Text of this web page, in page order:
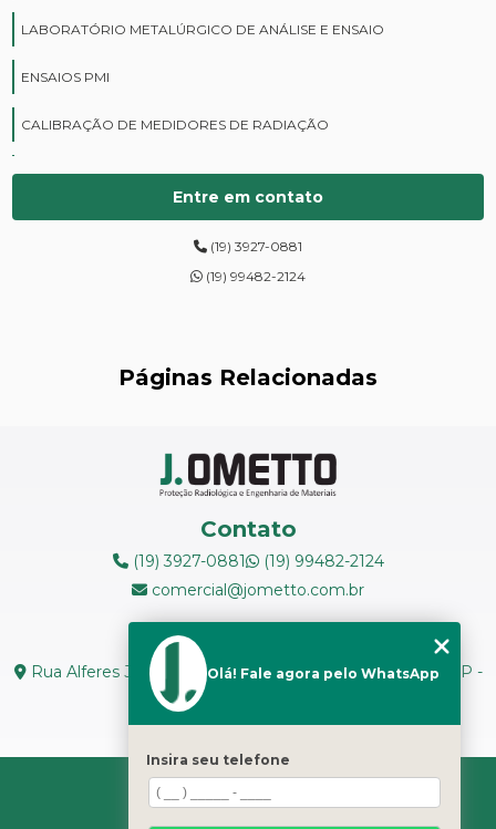
LABORATÓRIO METALÚRGICO DE ANÁLISE E ENSAIO
ENSAIOS PMI
CALIBRAÇÃO DE MEDIDORES DE RADIAÇÃO
CURSOS DE PROTEÇÃO RADIOLÓGICA
DIGITALIZAÇÃO DE FILMES RADIOGRÁFICOS
ENSAIOS DE DUREZA DE CAMPO
MANUTENÇÃO DE MEDIDORES DE RADIAÇÃO
MEDIÇÃO DE FERRITA
RADIOGRAFIA INDUSTRIAL
RÉPLICAS METALOGRÁFICAS
TRANSPORTE DE REJEITOS RADIOATIVOS
Entre em contato
(19) 3927-0881
(19) 99482-2124
Páginas Relacionadas
Contato
(19) 3927-0881
(19) 99482-2124
comercial@jometto.com.br
Endereço
Rua Alferes José Caetano, N 1665 - Centro Piracicaba - SP -
CEP: 13400-126
HOME
SOBRE NÓS
Olá! Fale agora pelo WhatsApp
Insira seu telefone